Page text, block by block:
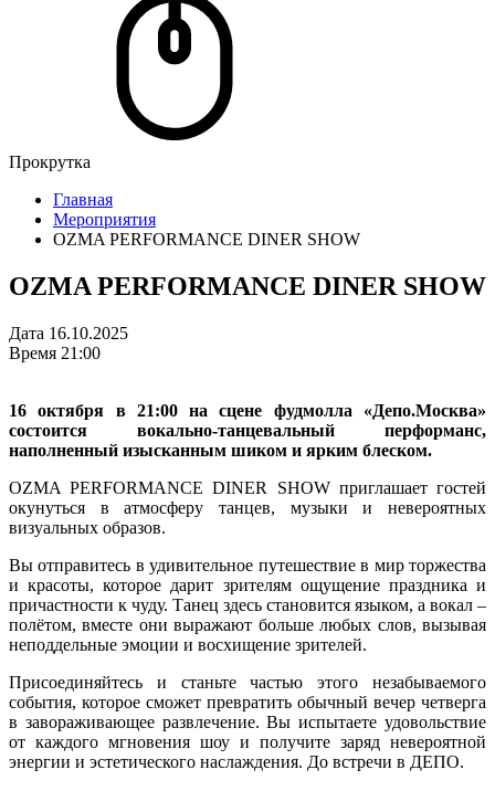
Прокрутка
Главная
Мероприятия
OZMA PERFORMANCE DINER SHOW
OZMA PERFORMANCE DINER SHOW
Дата 16.10.2025
Время 21:00
16 октября в 21:00 на сцене фудмолла «Депо.Москва»
состоится вокально-танцевальный перформанс,
наполненный изысканным шиком и ярким блеском.
OZMA PERFORMANCE DINER SHOW приглашает гостей
окунуться в атмосферу танцев, музыки и невероятных
визуальных образов.
Вы отправитесь в удивительное путешествие в мир торжества
и красоты, которое дарит зрителям ощущение праздника и
причастности к чуду. Танец здесь становится языком, а вокал –
полётом, вместе они выражают больше любых слов, вызывая
неподдельные эмоции и восхищение зрителей.
Присоединяйтесь и станьте частью этого незабываемого
события, которое сможет превратить обычный вечер четверга
в завораживающее развлечение. Вы испытаете удовольствие
от каждого мгновения шоу и получите заряд невероятной
энергии и эстетического наслаждения. До встречи в ДЕПО.